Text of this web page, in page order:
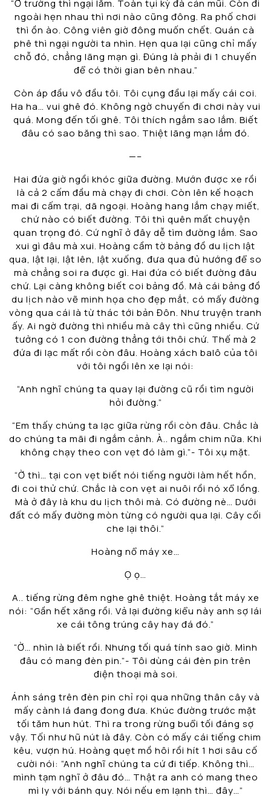
“Ở trường thì ngại lắm. Toàn tụi kỳ đà cản mũi. Còn đi
ngoài hẹn nhau thì nơi nào cũng đông. Ra phố chơi
thì ồn ào. Công viên giờ đông muốn chết. Quán cà
phê thì ngại người ta nhìn. Hẹn qua lại cũng chỉ mấy
chỗ đó, chẳng lãng mạn gì. Đúng là phải đi 1 chuyến
để có thời gian bên nhau.”
Còn áp đầu vô đầu tôi. Tôi cụng đầu lại mấy cái coi.
Ha ha… vui ghê đó. Không ngờ chuyến đi chơi này vui
quá. Mong đến tối ghê. Tôi thích ngắm sao lắm. Biết
đâu có sao băng thì sao. Thiệt lãng mạn lắm đó.
—–
Hai đứa giờ ngồi khóc giữa đường. Mướn được xe rồi
là cả 2 cấm đầu mà chạy đi chơi. Còn lên kế hoạch
mai đi cấm trại, dã ngoại. Hoàng hang lắm chạy miết,
chứ nào có biết đường. Tôi thì quên mất chuyện
quan trọng đó. Cứ nghĩ ở đây dễ tìm đường lắm. Sao
xui gì đâu mà xui. Hoàng cầm tờ bảng đồ du lịch lật
qua, lật lại, lật lên, lật xuống, đưa qua đủ hướng để so
mà chẳng soi ra được gì. Hai đứa có biết đường đâu
chứ. Lại càng không biết coi bảng đồ. Mà cái bảng đồ
du lịch nào vẽ minh họa cho đẹp mắt, có mấy đường
vòng qua cái là từ thác tới bản Đôn. Như truyện tranh
ấy. Ai ngờ đường thì nhiều mà cây thì cũng nhiều. Cứ
tưởng có 1 con đường thẳng tới thôi chứ. Thế mà 2
đứa đi lạc mất rồi còn đâu. Hoàng xách balô của tôi
với tôi ngồi lên xe lại nói:
“Anh nghĩ chúng ta quay lại đường cũ rồi tìm người
hỏi đường.”
“Em thấy chúng ta lạc giữa rừng rồi còn đâu. Chắc là
do chúng ta mãi đi ngắm cảnh. À.. ngắm chim nữa. Khi
không chạy theo con vẹt đó làm gì.”- Tôi xụ mặt.
“Ờ thì… tại con vẹt biết nói tiếng người làm hết hồn,
đi coi thử chứ. Chắc là con vẹt ai nuôi rồi nó xổ lồng.
Mà ở đây là khu du lịch thôi mà. Có đường nè… Dưới
đất có mấy đường mòn từng có người qua lại. Cây cối
che lại thôi.”
Hoàng nổ máy xe…
Ọ ọ…
A.. tiếng rừng đêm nghe ghê thiệt. Hoàng tắt máy xe
nói: “Gần hết xăng rồi. Vả lại đường kiểu này anh sợ lái
xe cái tông trúng cây hay đá đó.”
“Ờ… nhìn là biết rồi. Nhưng tối quá tính sao giờ. Mình
đâu có mang đèn pin.”- Tôi dùng cái đèn pin trên
điện thoại mà soi.
Ánh sáng trên đèn pin chỉ rọi qua những thân cây và
mấy cành lá đang đong đưa. Khúc đường trước mặt
tối tăm hun hút. Thì ra trong rừng buổi tối đáng sợ
vậy. Tối như hũ nút là đây. Còn có mấy cái tiếng chim
kêu, vượn hú. Hoàng quẹt mồ hôi rồi hít 1 hơi sâu cố
cười nói: “Anh nghĩ chúng ta cứ đi tiếp. Không thì…
mình tạm nghĩ ở đâu đó… Thật ra anh có mang theo
mì ly với bánh quy. Nói nếu em lạnh thì… đây…”